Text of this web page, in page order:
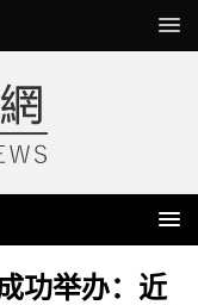
功举办：近